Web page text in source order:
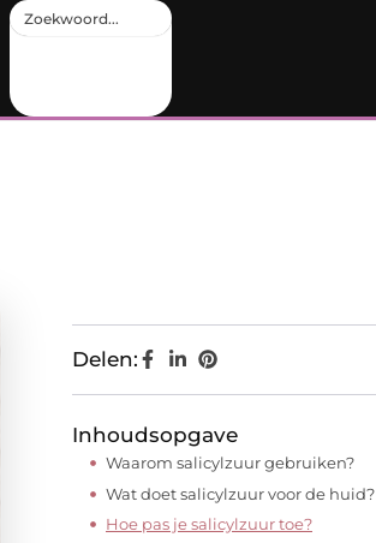
Delen:
Inhoudsopgave
Waarom salicylzuur gebruiken?
Wat doet salicylzuur voor de huid?
Hoe pas je salicylzuur toe?